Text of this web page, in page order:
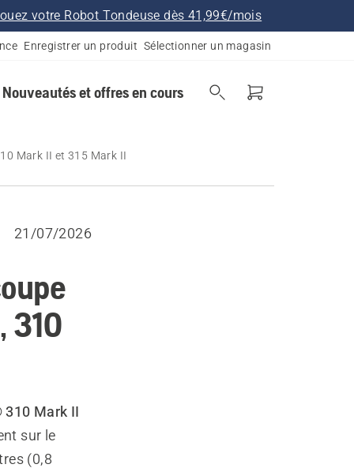
votre Robot Tondeuse dès 41,99€/mois
Enregistrer un produit Sélectionner un magasin
Nouveautés et offres en cours
Mark II et 315 Mark II
21/07/2026
310
Mark II
sur le
(0,8